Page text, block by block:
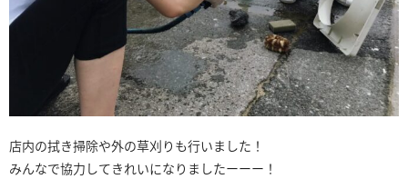
店内の拭き掃除や外の草刈りも行いました！
みんなで協力してきれいになりましたーーー！